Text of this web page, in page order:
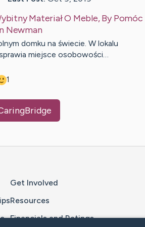
Materiał O Meble, By Pomóc
Newman
domku na świecie. W lokalu
miejsce osobowości…
1
Get Involved
Resources
Financials and Ratings